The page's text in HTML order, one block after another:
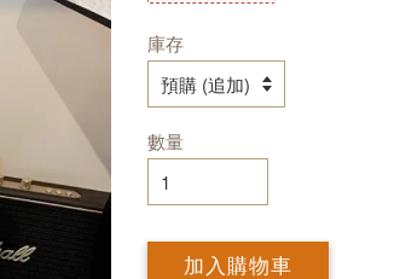
庫存
數量
加入購物車